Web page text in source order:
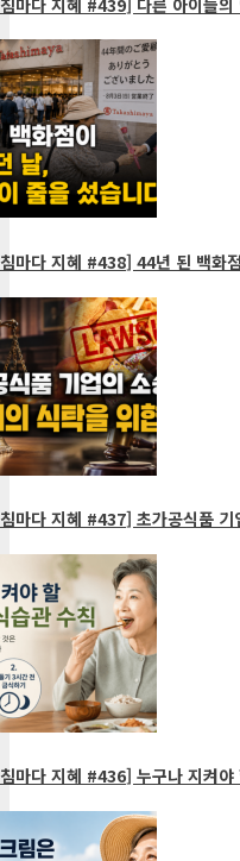
마다 지혜 #438] 44년 된 백화
마다 지혜 #437] 초가공식품 기
마다 지혜 #436] 누구나 지켜야